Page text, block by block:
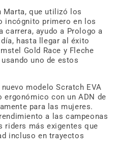
Marta, que utilizó los
incógnito primero en los
carrera, ayudo a Prologo a
hasta llegar al éxito
Gold Race y Fleche
uno de estos
modelo Scratch EVA
ergonómico con un ADN de
para las mujeres.
a las campeonas
riders más exigentes que
incluso en trayectos